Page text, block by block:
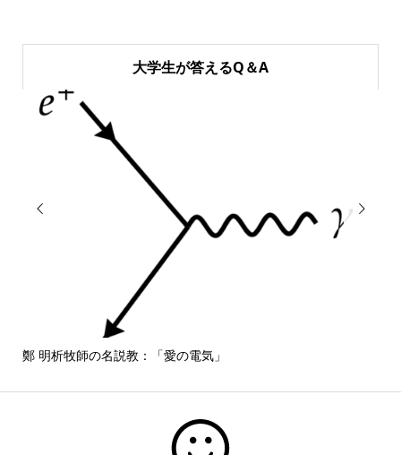
大学生が答えるQ＆A

鄭 明析牧師の名説教：「愛の電気」
